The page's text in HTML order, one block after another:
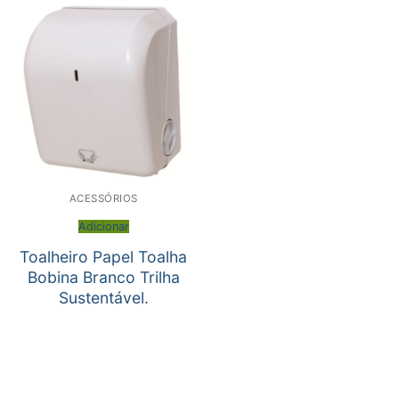
ACESSÓRIOS
Adicionar
Toalheiro Papel Toalha
Bobina Branco Trilha
Sustentável.